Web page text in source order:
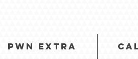
PWN EXTRA